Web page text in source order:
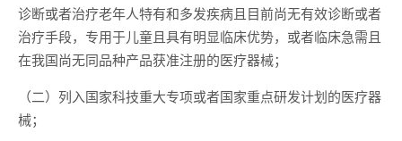
诊断或者治疗老年人特有和多发疾病且目前尚无有效诊断或者
治疗手段，专用于儿童且具有明显临床优势，或者临床急需且
在我国尚无同品种产品获准注册的医疗器械；
（二）列入国家科技重大专项或者国家重点研发计划的医疗器
械；